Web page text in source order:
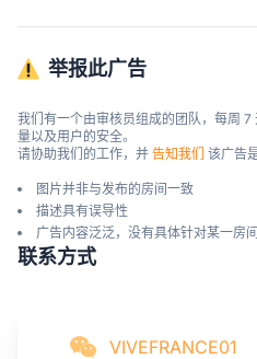
举报此广告
我们有一个由审核员组成的团队，每周
量以及用户的安全。
请协助我们的工作，并 告知我们 该广告
图片并非与发布的房间一致
描述具有误导性
广告内容泛泛，没有具体针对某一房间
联系方式
VIVEFRANCE01